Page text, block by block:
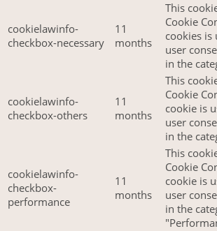
cookielawinfo-
checkbox-necessary
11
months
This
Cookie
cookies is
user
in the
cookielawinfo-
checkbox-others
11
months
This
Cookie
cookie is
user
in the
cookielawinfo-
checkbox-
performance
11
months
This
Cookie
cookie is
user
in the